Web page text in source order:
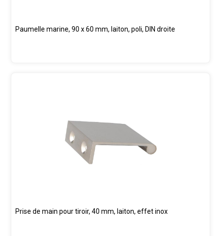
Paumelle marine, 90 x 60 mm, laiton, poli, DIN droite
Prise de main pour tiroir, 40 mm, laiton, effet inox